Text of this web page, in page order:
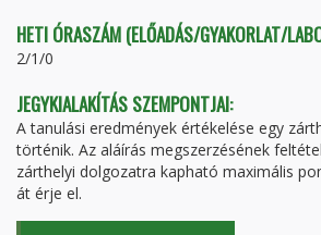
HETI ÓRASZÁM (ELŐADÁS/GYAKORLAT/
2/1/0
JEGYKIALAKÍTÁS SZEMPONTJAI:
A tanulási eredmények értékelése egy
történik. Az aláírás megszerzésének
zárthelyi dolgozatra kapható maximális
át érje el.